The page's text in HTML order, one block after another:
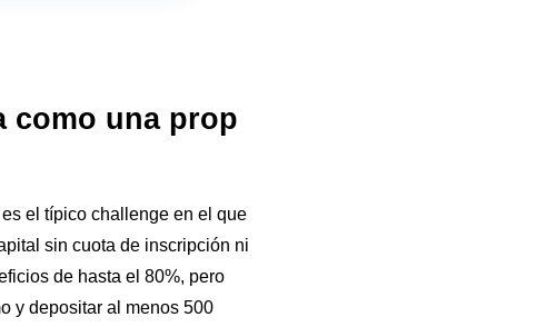
como una prop
el típico challenge en el que
sin cuota de inscripción ni
de hasta el 80%, pero
y depositar al menos 500